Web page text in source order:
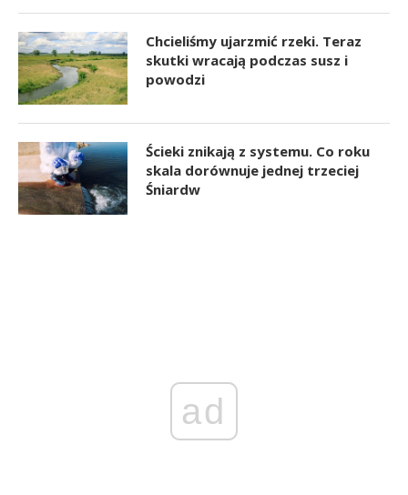
Chcieliśmy ujarzmić rzeki. Teraz
skutki wracają podczas susz i
powodzi
Ścieki znikają z systemu. Co roku
skala dorównuje jednej trzeciej
Śniardw
ad